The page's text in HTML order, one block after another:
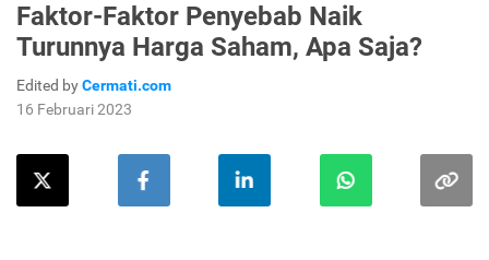
Faktor-Faktor Penyebab Naik
Turunnya Harga Saham, Apa Saja?
Edited byCermati.com
16 Februari 2023